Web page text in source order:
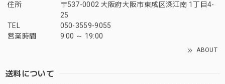
住所
〒537-0002 大阪府大阪市東成区深江南 1丁目4-
25
TEL
050-3559-9055
営業時間
9:00 ～ 19:00
ABOUT
送料について